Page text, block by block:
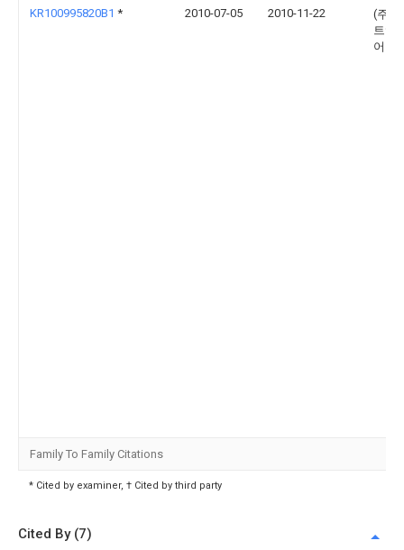
KR100995820B1 * 2010-07-05 2010-11-22
(주)
트엔
어링
Family To Family Citations
* Cited by examiner, † Cited by third party
Cited By (7)